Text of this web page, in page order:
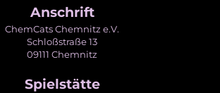
Anschrift
ChemCats Chemnitz e.V.
Schloßstraße 13
09111 Chemnitz
Spielstätte